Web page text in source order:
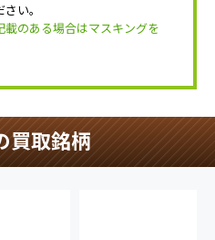
い。
載のある場合はマスキングを
買取銘柄